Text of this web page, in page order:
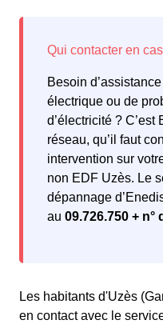
Besoin
électrique ou de
d’électricité ?
réseau, qu’il faut
intervention sur
non EDF Uzès. Le
dépannage
au 09.726.750 +
Les habitants d'Uzès
en contact avec le